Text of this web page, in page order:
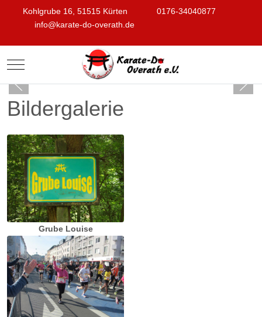
Kohlgrube 16, 51515 Kürten
0176-34040877
info@karate-do-overath.de
Mobile Menu Toggle
Bildergalerie
Grube Louise